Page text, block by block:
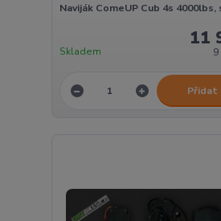
Naviják ComeUP Cub 4s
11
9
Skladem
Přidat